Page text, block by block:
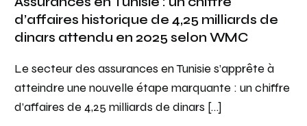
d’affaires historique de 4,25 milliards de
dinars attendu en 2025 selon WMC
Le secteur des assurances en Tunisie s’apprête à
atteindre une nouvelle étape marquante : un chiffre
d’affaires de 4,25 milliards de dinars […]